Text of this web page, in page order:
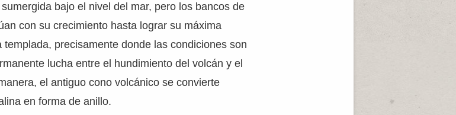
bajo el nivel del mar, pero los bancos de
con su crecimiento hasta lograr su máxima
precisamente donde las condiciones son
lucha entre el hundimiento del volcán y el
el antiguo cono volcánico se convierte
en forma de anillo.